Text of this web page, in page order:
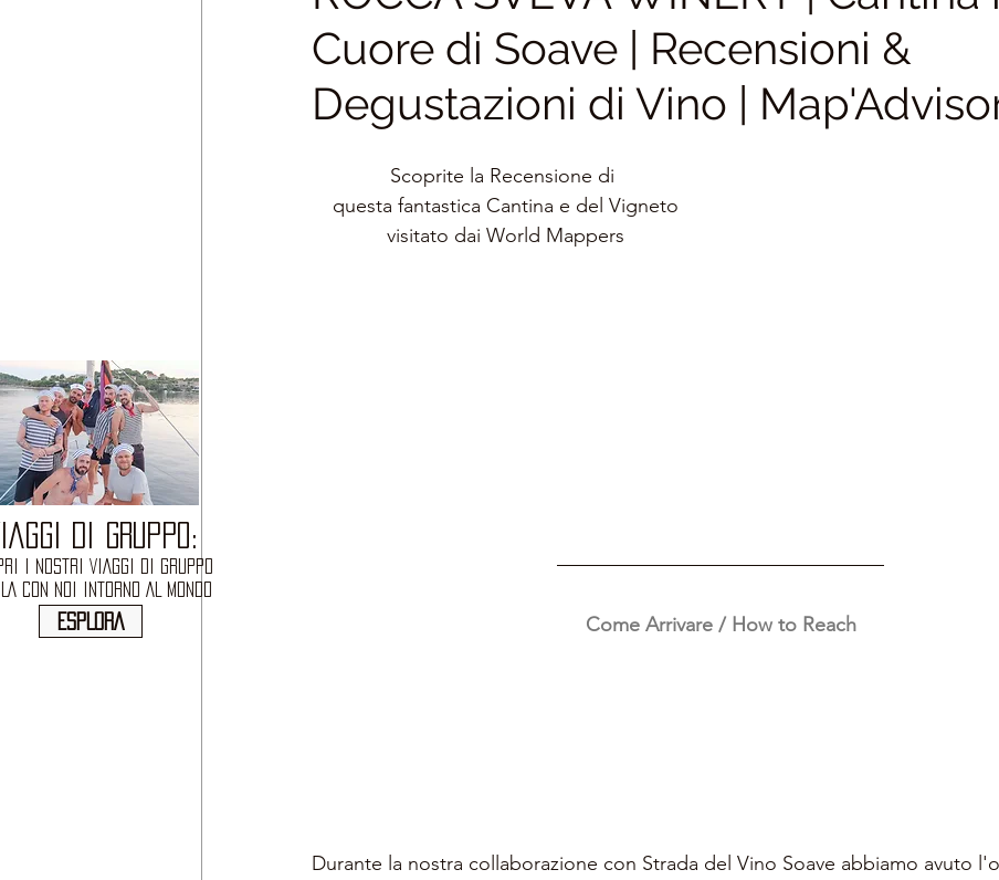
Cuore di Soave | Recensioni &
Degustazioni di Vino |
Scoprite la Recensione di
questa fantastica Cantina e del Vigneto
visitato dai World Mappers
Come Arrivare / How to Reach
Durante la nostra collaborazione con Strada del Vino Soave abbiamo avuto
DI GRUPPO:
I NOSTRI VIAGGI DI GRUPPO
CON NOI INTORNO AL MONDO
ESPLORA